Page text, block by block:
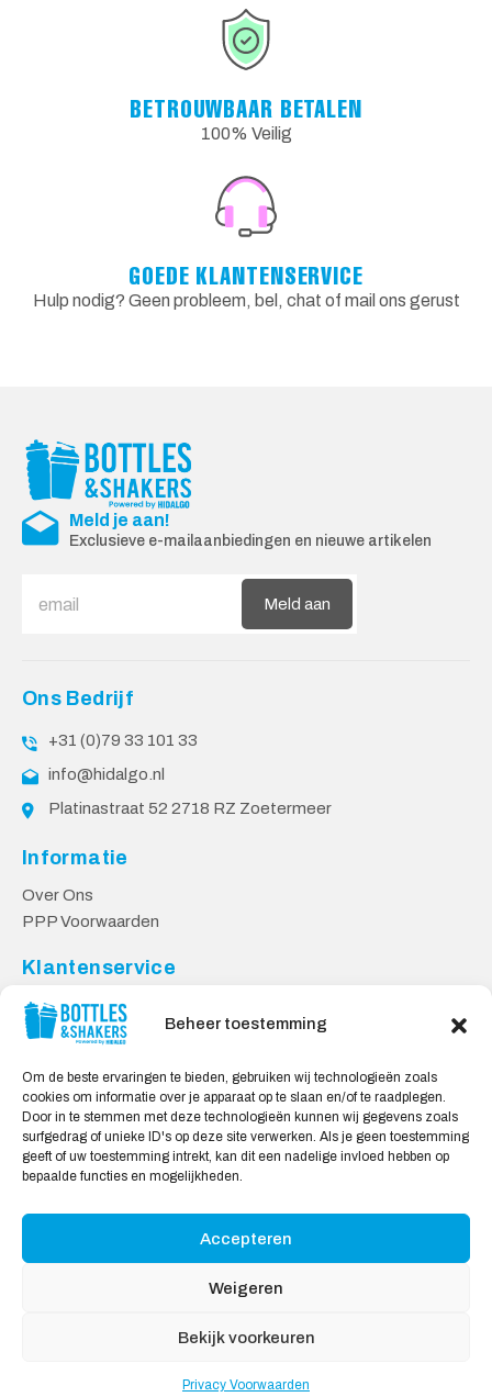
Beheer toestemming
Om de beste ervaringen te bieden, gebruiken wij technologieën zoals
cookies om informatie over je apparaat op te slaan en/of te raadplegen.
Door in te stemmen met deze technologieën kunnen wij gegevens zoals
surfgedrag of unieke ID's op deze site verwerken. Als je geen toestemming
geeft of uw toestemming intrekt, kan dit een nadelige invloed hebben op
bepaalde functies en mogelijkheden.
Accepteren
Weigeren
Bekijk voorkeuren
Privacy Voorwaarden
BETROUWBAAR BETALEN
100% Veilig
GOEDE KLANTENSERVICE
Hulp nodig? Geen probleem, bel, chat of mail ons gerust
Meld je aan!
Exclusieve e-mailaanbiedingen en nieuwe artikelen
Meld aan
Ons Bedrijf
+31 (0)79 33 101 33
info@hidalgo.nl
Platinastraat 52 2718 RZ Zoetermeer
Informatie
Over Ons
PPP Voorwaarden
Klantenservice
Contact
Levering & Retourneren
Veilig Shoppen
My account
Winkelwagen